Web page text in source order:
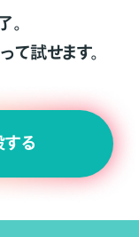
。
て試せます。
る